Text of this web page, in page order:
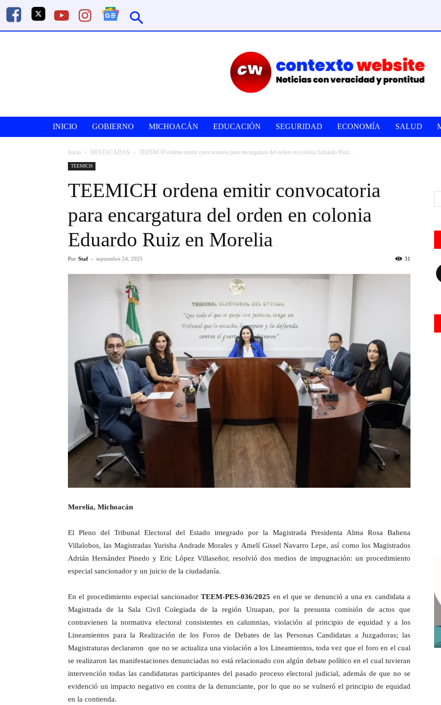
INICIO GOBIERNO MICHOACÁN EDUCACIÓN SEGURIDAD ECONOMÍA SALUD
Inicio DESTACADAS TEEMICH ordena emitir convocatoria para encargatura del orden en colonia Eduardo Ruiz...
TEEMICH
TEEMICH ordena emitir convocatoria
para encargatura del orden en colonia
Eduardo Ruiz en Morelia
Por Staf - septiembre 24, 2025 31
Morelia, Michoacán
El Pleno del Tribunal Electoral del Estado integrado por la Magistrada Presidenta Alma Rosa Bahena
Villalobos, las Magistradas Yurisha Andrade Morales y Amelí Gissel Navarro Lepe, así como los Magistrados
Adrián Hernández Pinedo y Eric López Villaseñor, resolvió dos medios de impugnación: un procedimiento
especial sancionador y un juicio de la ciudadanía.
En el procedimiento especial sancionadorTEEM-PES-036/2025 en el que se denunció a una ex candidata a
Magistrada de la Sala Civil Colegiada de la región Uruapan, por la presunta comisión de actos que
contravienen la normativa electoral consistentes en calumnias, violación al principio de equidad y a los
Lineamientos para la Realización de los Foros de Debates de las Personas Candidatas a Juzgadoras; las
Magistraturas declararon que no se actualiza una violación a los Lineamientos, toda vez que el foro en el cual
se realizaron las manifestaciones denunciadas no está relacionado con algún debate político en el cual tuvieran
intervención todas las candidaturas participantes del pasado proceso electoral judicial, además de que no se
evidenció un impacto negativo en contra de la denunciante, por lo que no se vulneró el principio de equidad
en la contienda.